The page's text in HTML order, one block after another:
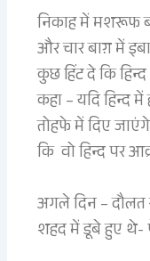
निकाह में मशरूफ
और चार बाग़ में
कुछ हिंट दे कि
कहा – यदि हिन्द
तोहफे में दिए
कि वो हिन्द पर
अगले दिन –
शहद में डूबे हुए थे-